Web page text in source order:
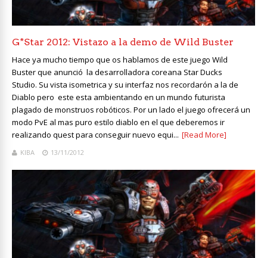
G*Star 2012: Vistazo a la demo de Wild Buster
Hace ya mucho tiempo que os hablamos de este juego Wild
Buster que anunció la desarrolladora coreana Star Ducks
Studio. Su vista isometrica y su interfaz nos recordarón a la de
Diablo pero este esta ambientando en un mundo futurista
plagado de monstruos robóticos. Por un lado el juego ofrecerá un
modo PvE al mas puro estilo diablo en el que deberemos ir
realizando quest para conseguir nuevo equi... [Read More]
KIBA 13/11/2012